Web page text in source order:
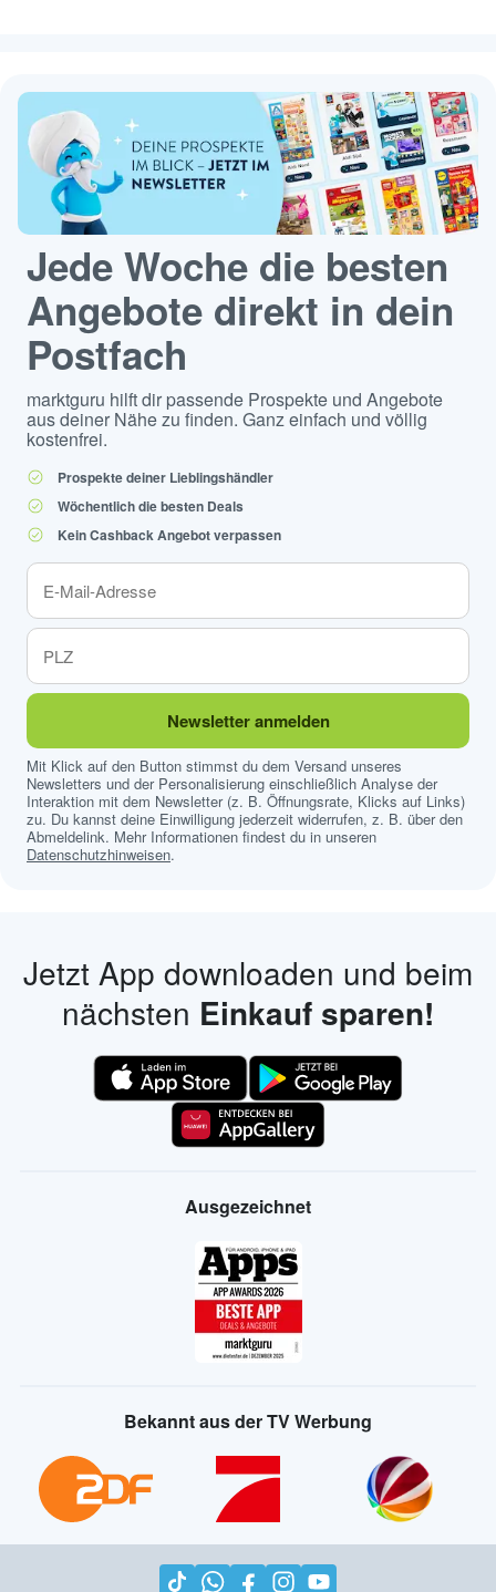
Jede Woche die besten
Angebote direkt in dein
Postfach
marktguru hilft dir passende Prospekte und Angebote
aus deiner Nähe zu finden. Ganz einfach und völlig
kostenfrei.
Prospekte deiner Lieblingshändler
Wöchentlich die besten Deals
Kein Cashback Angebot verpassen
Newsletter anmelden
Mit Klick auf den Button stimmst du dem Versand unseres
Newsletters und der Personalisierung einschließlich Analyse der
Interaktion mit dem Newsletter (z. B. Öffnungsrate, Klicks auf Links)
zu. Du kannst deine Einwilligung jederzeit widerrufen, z. B. über den
Abmeldelink. Mehr Informationen findest du in unseren
Datenschutzhinweisen.
Jetzt App downloaden und beim
nächsten Einkauf sparen!
Ausgezeichnet
Bekannt aus der TV Werbung